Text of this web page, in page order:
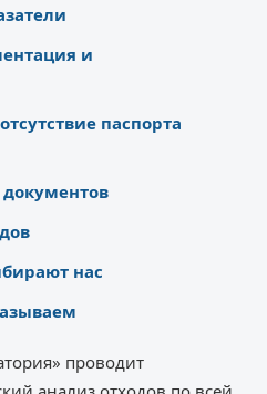
и
паспорта
нас
проводит